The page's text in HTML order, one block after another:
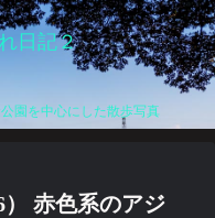
日記２
園を中心にした散歩写真
赤色系のアジ